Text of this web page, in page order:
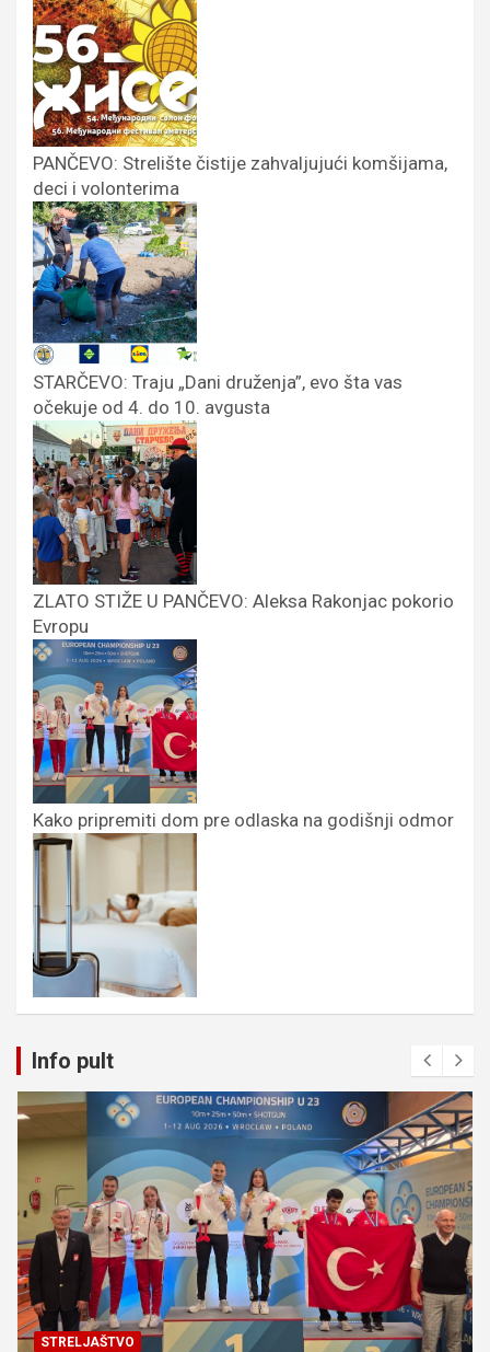
PANČEVO: Strelište čistije zahvaljujući komšijama,
deci i volonterima
STARČEVO: Traju „Dani druženja”, evo šta vas
očekuje od 4. do 10. avgusta
ZLATO STIŽE U PANČEVO: Aleksa Rakonjac pokorio
Evropu
Kako pripremiti dom pre odlaska na godišnji odmor
Info pult
STRELJAŠTVO